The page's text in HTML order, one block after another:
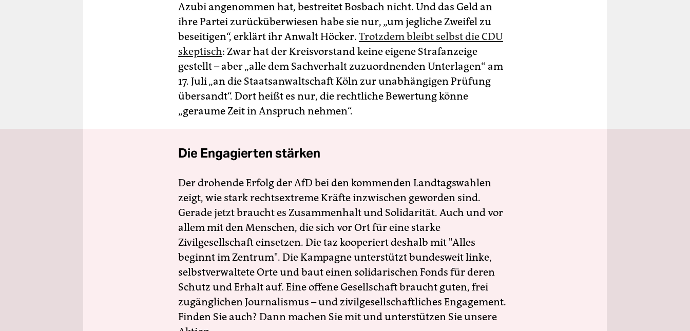
Azubi angenommen hat, bestreitet Bosbach nicht. Und das Geld an
ihre Partei zurücküberwiesen habe sie nur, „um jegliche Zweifel zu
beseitigen“, erklärt ihr Anwalt Höcker. Trotzdem bleibt selbst die CDU
skeptisch: Zwar hat der Kreisvorstand keine eigene Strafanzeige
gestellt – aber „alle dem Sachverhalt zuzuordnenden Unterlagen“ am
17. Juli „an die Staatsanwaltschaft Köln zur unabhängigen Prüfung
übersandt“. Dort heißt es nur, die rechtliche Bewertung könne
„geraume Zeit in Anspruch nehmen“.
Die Engagierten stärken
Der drohende Erfolg der AfD bei den kommenden Landtagswahlen
zeigt, wie stark rechtsextreme Kräfte inzwischen geworden sind.
Gerade jetzt braucht es Zusammenhalt und Solidarität. Auch und vor
allem mit den Menschen, die sich vor Ort für eine starke
Zivilgesellschaft einsetzen. Die taz kooperiert deshalb mit "Alles
beginnt im Zentrum". Die Kampagne unterstützt bundesweit linke,
selbstverwaltete Orte und baut einen solidarischen Fonds für deren
Schutz und Erhalt auf. Eine offene Gesellschaft braucht guten, frei
zugänglichen Journalismus – und zivilgesellschaftliches Engagement.
Finden Sie auch? Dann machen Sie mit und unterstützen Sie unsere